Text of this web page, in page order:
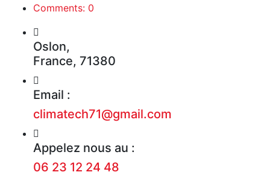
Comments: 0
Oslon,
France, 71380
Email :
climatech71@gmail.com
Appelez nous au :
06 23 12 24 48